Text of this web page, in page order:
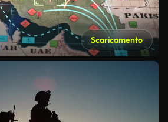
Scaricamento